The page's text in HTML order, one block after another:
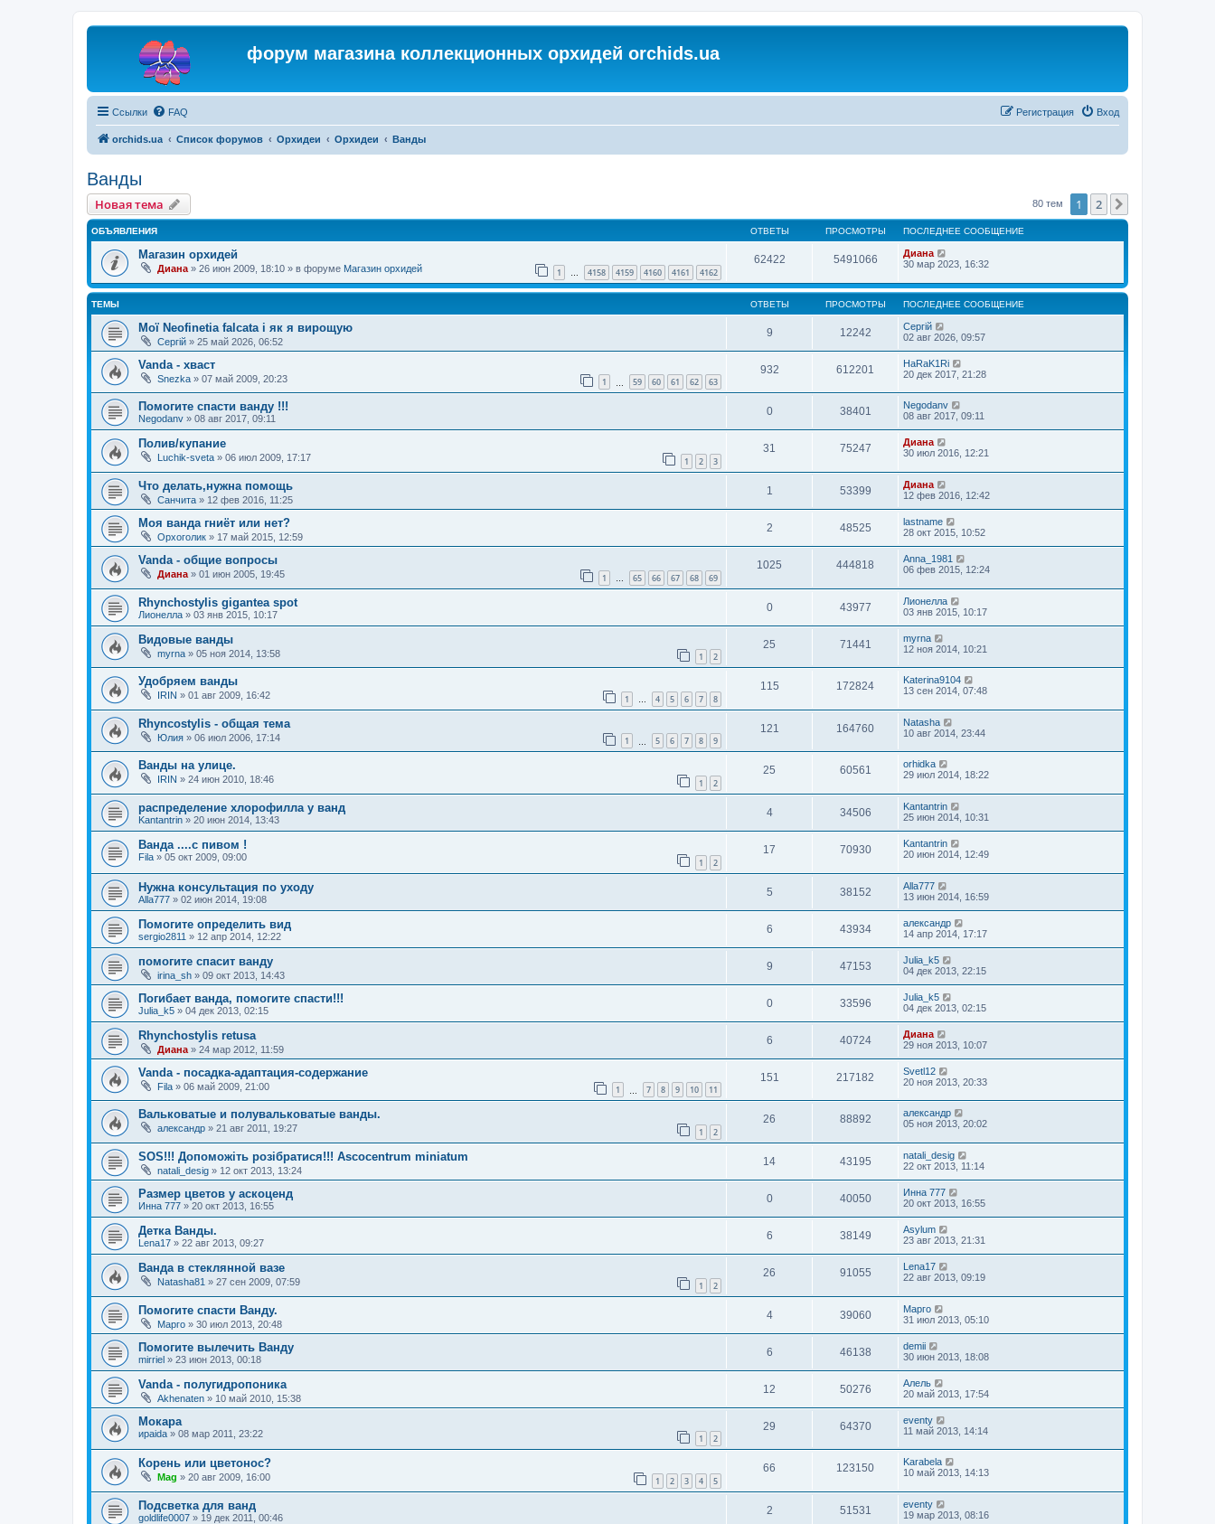
форум магазина коллекционных орхидей orchids.ua
Ссылки FAQ Вход
Регистрация
orchids.ua Список форумов Орхидеи Орхидеи Ванды
Ванды
Новая тема 80 тем 1 2
ОБЪЯВЛЕНИЯ ОТВЕТЫ ПРОСМОТРЫ ПОСЛЕДНЕЕ СООБЩЕНИЕ
Магазин орхидей
Диана » 26 июн 2009, 18:10 » в форуме Магазин орхидей 1 … 4158 4159 4160 4161 4162
62422 5491066
Диана
30 мар 2023, 16:32
ТЕМЫ ОТВЕТЫ ПРОСМОТРЫ ПОСЛЕДНЕЕ СООБЩЕНИЕ
Мої Neofinetia falcata і як я вирощую
Сергій » 25 май 2026, 06:52
9 12242
Сергій
02 авг 2026, 09:57
Vanda - хваст
Snezka » 07 май 2009, 20:23 1 59 60 61 62 63
932 612201
HaRaK1Ri
20 дек 2017, 21:28
Помогите спасти ванду !!!
Negodanv » 08 авг 2017, 09:11
0 38401
Negodanv
08 авг 2017, 09:11
Полив/купание
Luchik-sveta » 06 июл 2009, 17:17 1 2 3
31 75247
Диана
30 июл 2016, 12:21
Что делать,нужна помощь
Санчита » 12 фев 2016, 11:25
1 53399
Диана
12 фев 2016, 12:42
Моя ванда гниёт или нет?
Орхоголик » 17 май 2015, 12:59
2 48525
lastname
28 окт 2015, 10:52
Vanda - общие вопросы
Диана » 01 июн 2005, 19:45 1 … 65 66 67 68 69
1025 444818
Anna_1981
06 фев 2015, 12:24
Rhynchostylis gigantea spot
Лионелла » 03 янв 2015, 10:17
0 43977
Лионелла
03 янв 2015, 10:17
Видовые ванды
myrna » 05 ноя 2014, 13:58 1 2
25 71441
myrna
12 ноя 2014, 10:21
Удобряем ванды
IRIN » 01 авг 2009, 16:42 1 … 4 5 6 7 8
115 172824
Katerina9104
13 сен 2014, 07:48
Rhyncostylis - общая тема
Юлия » 06 июл 2006, 17:14 1 5 6 7 8 9
121 164760
Natasha
10 авг 2014, 23:44
Ванды на улице.
IRIN » 24 июн 2010, 18:46 1 2
25 60561
orhidka
29 июл 2014, 18:22
распределение хлорофилла у ванд
Kantantrin » 20 июн 2014, 13:43
4 34506
Kantantrin
25 июн 2014, 10:31
Ванда ....с пивом !
Fila » 05 окт 2009, 09:00 1 2
17 70930
Kantantrin
20 июн 2014, 12:49
Нужна консультация по уходу
Alla777 » 02 июн 2014, 19:08
5 38152
Alla777
13 июн 2014, 16:59
Помогите определить вид
sergio2811 » 12 апр 2014, 12:22
6 43934
александр
14 апр 2014, 17:17
помогите спасит ванду
irina_sh » 09 окт 2013, 14:43
9 47153
Julia_k5
04 дек 2013, 22:15
Погибает ванда, помогите спасти!!!
Julia_k5 » 04 дек 2013, 02:15
0 33596
Julia_k5
04 дек 2013, 02:15
Rhynchostylis retusa
Диана » 24 мар 2012, 11:59
6 40724
Диана
29 ноя 2013, 10:07
Vanda - посадка-адаптация-содержание
Fila » 06 май 2009, 21:00 1 7 8 9 10 11
151 217182
Svetl12
20 ноя 2013, 20:33
Вальковатые и полувальковатые ванды.
александр » 21 авг 2011, 19:27 1 2
26 88892
александр
05 ноя 2013, 20:02
SOS!!! Допоможіть розібратися!!! Ascocentrum miniatum
natali_desig » 12 окт 2013, 13:24
14 43195
natali_desig
22 окт 2013, 11:14
Размер цветов у аскоценд
Инна 777 » 20 окт 2013, 16:55
0 40050
Инна 777
20 окт 2013, 16:55
Детка Ванды.
Lena17 » 22 авг 2013, 09:27
6 38149
Asylum
23 авг 2013, 21:31
Ванда в стеклянной вазе
Natasha81 » 27 сен 2009, 07:59 1 2
26 91055
Lena17
22 авг 2013, 09:19
Помогите спасти Ванду.
Марго » 30 июл 2013, 20:48
4 39060
Марго
31 июл 2013, 05:10
Помогите вылечить Ванду
mirriel » 23 июн 2013, 00:18
6 46138
demii
30 июн 2013, 18:08
Vanda - полугидропоника
Akhenaten » 10 май 2010, 15:38
12 50276
Алель
20 май 2013, 17:54
Мокара
ираida » 08 мар 2011, 23:22 1 2
29 64370
eventy
11 май 2013, 14:14
Корень или цветонос?
Mag » 20 авг 2009, 16:00 1 2 3 4 5
66 123150
Karabela
10 май 2013, 14:13
Подсветка для ванд
goldlife0007 » 19 дек 2011, 00:46
2 51531
eventy
19 мар 2013, 08:16